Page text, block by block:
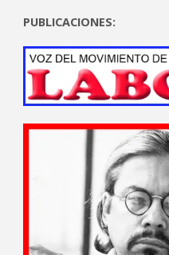
PUBLICACIONES: